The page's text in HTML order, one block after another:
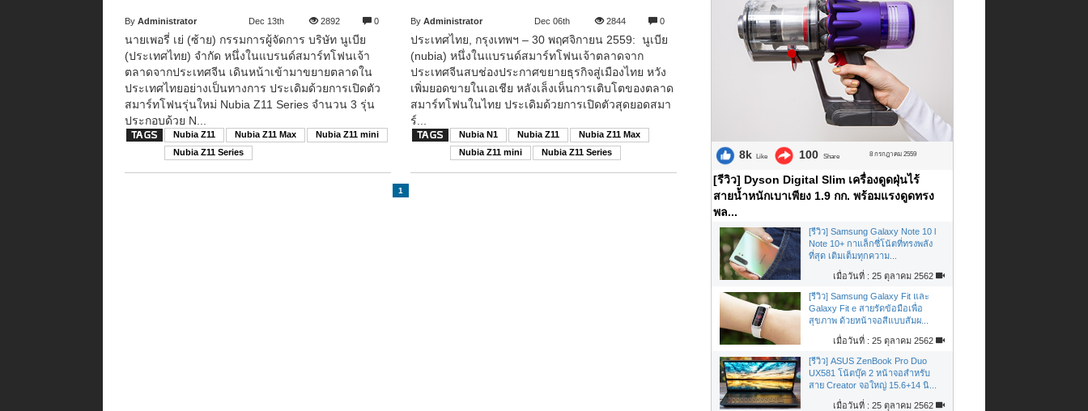
ByAdministrator Dec 13th 2892 0
นายเพอรี่ เย่ (ซ้าย) กรรมการผู้จัดการ บริษัท นูเบีย
(ประเทศไทย) จำกัด หนึ่งในแบรนด์สมาร์ทโฟนเจ้า
ตลาดจากประเทศจีน เดินหน้าเข้ามาขยายตลาดใน
ประเทศไทยอย่างเป็นทางการ ประเดิมด้วยการเปิดตัว
สมาร์ทโฟนรุ่นใหม่ Nubia Z11 Series จำนวน 3 รุ่น
ประกอบด้วย N...
Nubia Z11 Nubia Z11 Max
Nubia Z11 mini
Nubia Z11 Series
ByAdministrator Dec 06th 2844 0
ประเทศไทย, กรุงเทพฯ – 30 พฤศจิกายน 2559: นูเบีย
(nubia) หนึ่งในแบรนด์สมาร์ทโฟนเจ้าตลาดจาก
ประเทศจีนสบช่องประกาศขยายธุรกิจสู่เมืองไทย หวัง
เพิ่มยอดขายในเอเชีย หลังเล็งเห็นการเติบโตของตลาด
สมาร์ทโฟนในไทย ประเดิมด้วยการเปิดตัวสุดยอดสมา
ร์...
Nubia N1 Nubia Z11
Nubia Z11 Max
Nubia Z11 mini
Nubia Z11 Series
1
8k Like 100 Share 8 กรกฎาคม 2559
[รีวิว] Dyson Digital Slim เครื่องดูดฝุ่นไร้
สายน้ำหนักเบาเพียง 1.9 กก. พร้อมแรงดูดทรง
พล...
[รีวิว] Samsung Galaxy Note 10 l
Note 10+ กาแล็กซี่โน้ตที่ทรงพลัง
ที่สุด เติมเต็มทุกความ...
เมื่อวันที่ : 25 ตุลาคม 2562
[รีวิว] Samsung Galaxy Fit และ
Galaxy Fit e สายรัดข้อมือเพื่อ
สุขภาพ ด้วยหน้าจอสีแบบสัมผ...
เมื่อวันที่ : 25 ตุลาคม 2562
[รีวิว] ASUS ZenBook Pro Duo
UX581 โน้ตบุ๊ค 2 หน้าจอสำหรับ
สาย Creator จอใหญ่ 15.6+14 นิ...
เมื่อวันที่ : 25 ตุลาคม 2562